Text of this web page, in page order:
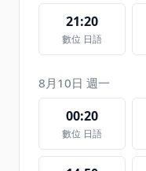
21:20
數位 日語
8月10日 週一
00:20
數位 日語